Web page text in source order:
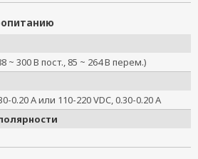
~ 300 В пост., 85 ~ 264 В перем.)
0.20 A или 110-220 VDC, 0.30-0.20 A